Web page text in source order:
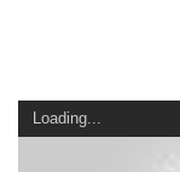
Loading...